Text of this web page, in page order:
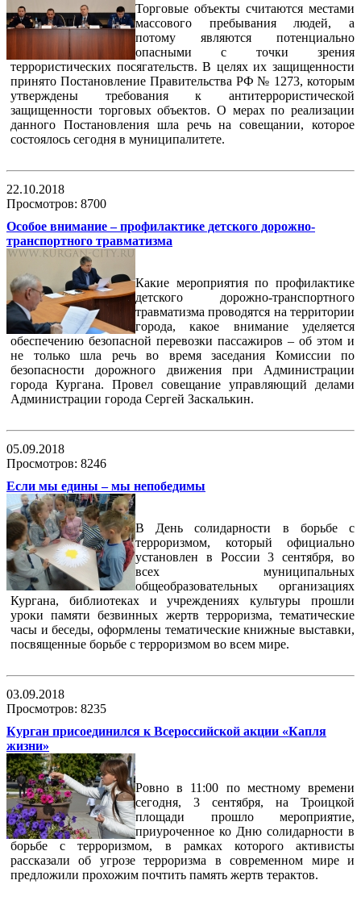
Торговые объекты считаются местами
массового пребывания людей, а
потому являются потенциально
опасными с точки зрения
террористических посягательств. В целях их защищенности
принято Постановление Правительства РФ № 1273, которым
утверждены требования к антитеррористической
защищенности торговых объектов. О мерах по реализации
данного Постановления шла речь на совещании, которое
состоялось сегодня в муниципалитете.
22.10.2018
Просмотров: 8700
Особое внимание – профилактике детского дорожно-
транспортного травматизма
Какие мероприятия по профилактике
детского дорожно-транспортного
травматизма проводятся на территории
города, какое внимание уделяется
обеспечению безопасной перевозки пассажиров – об этом и
не только шла речь во время заседания Комиссии по
безопасности дорожного движения при Администрации
города Кургана. Провел совещание управляющий делами
Администрации города Сергей Заскалькин.
05.09.2018
Просмотров: 8246
Если мы едины – мы непобедимы
В День солидарности в борьбе с
терроризмом, который официально
установлен в России 3 сентября, во
всех муниципальных
общеобразовательных организациях
Кургана, библиотеках и учреждениях культуры прошли
уроки памяти безвинных жертв терроризма, тематические
часы и беседы, оформлены тематические книжные выставки,
посвященные борьбе с терроризмом во всем мире.
03.09.2018
Просмотров: 8235
Курган присоединился к Всероссийской акции «Капля
жизни»
Ровно в 11:00 по местному времени
сегодня, 3 сентября, на Троицкой
площади прошло мероприятие,
приуроченное ко Дню солидарности в
борьбе с терроризмом, в рамках которого активисты
рассказали об угрозе терроризма в современном мире и
предложили прохожим почтить память жертв терактов.